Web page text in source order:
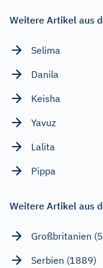
Weitere Artikel aus
Selima
Danila
Keisha
Yavuz
Lalita
Pippa
Weitere Artikel aus
Großbritanien
Serbien (1889)